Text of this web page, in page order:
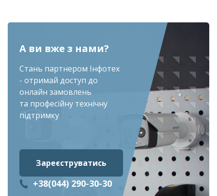
А ви вже з нами?
Стань партнером Інфотех
- отримай доступ до
онлайн замовлень
та професійну технічну
підтримку
Зареєструватись
+38(044) 290-30-30